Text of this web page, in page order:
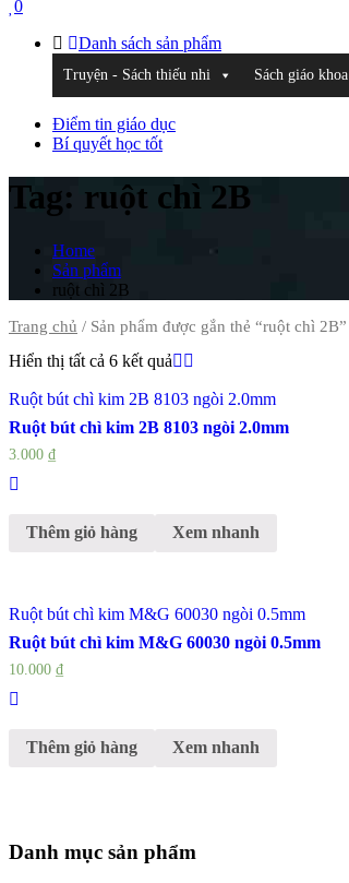
0
Danh sách sản phẩm
Truyện - Sách thiếu nhi Sách giáo khoa
Điểm tin giáo dục
Bí quyết học tốt
Tag: ruột chì 2B
Home
Sản phẩm
ruột chì 2B
Trang chủ / Sản phẩm được gắn thẻ “ruột chì 2B”
Hiển thị tất cả 6 kết quả
Ruột bút chì kim 2B 8103 ngòi 2.0mm
Ruột bút chì kim 2B 8103 ngòi 2.0mm
3.000 ₫
Thêm giỏ hàng Xem nhanh
Ruột bút chì kim M&G 60030 ngòi 0.5mm
Ruột bút chì kim M&G 60030 ngòi 0.5mm
10.000 ₫
Thêm giỏ hàng Xem nhanh
Danh mục sản phẩm